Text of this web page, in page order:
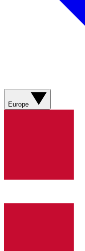
Europe